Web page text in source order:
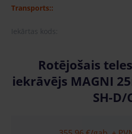
Transports::
Iekārtas kods:
Rotējošais
iekrāvējs MAGNI
SH-D/